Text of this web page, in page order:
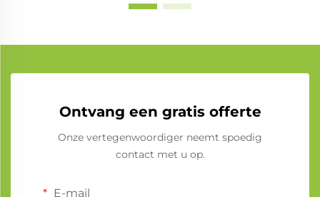
Ontvang een gratis offerte
Onze vertegenwoordiger neemt spoedig
contact met u op.
E-mail